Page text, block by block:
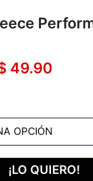
49.90
¡LO QUIERO!